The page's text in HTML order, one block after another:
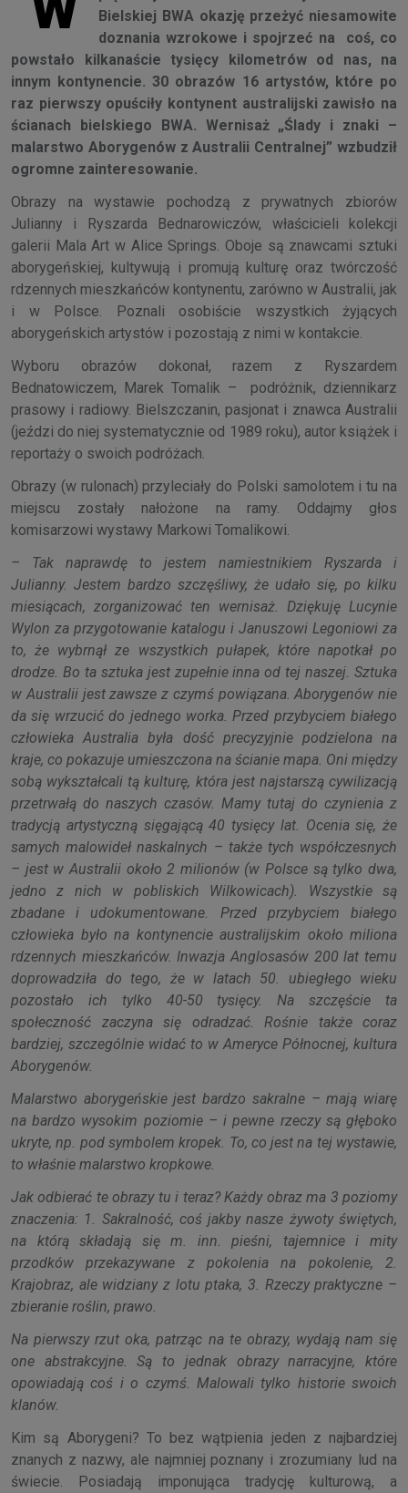
Bielskiej BWA okazję przeżyć niesamowite
doznania wzrokowe i spojrzeć na coś, co
powstało kilkanaście tysięcy kilometrów od nas, na
innym kontynencie. 30 obrazów 16 artystów, które po
raz pierwszy opuściły kontynent australijski zawisło na
ścianach bielskiego BWA. Wernisaż „Ślady i znaki –
malarstwo Aborygenów z Australii Centralnej” wzbudził
ogromne zainteresowanie.
Obrazy na wystawie pochodzą z prywatnych zbiorów
Julianny i Ryszarda Bednarowiczów, właścicieli kolekcji
galerii Mala Art w Alice Springs. Oboje są znawcami sztuki
aborygeńskiej, kultywują i promują kulturę oraz twórczość
rdzennych mieszkańców kontynentu, zarówno w Australii, jak
i w Polsce. Poznali osobiście wszystkich żyjących
aborygeńskich artystów i pozostają z nimi w kontakcie.
Wyboru obrazów dokonał, razem z Ryszardem
Bednatowiczem, Marek Tomalik – podróżnik, dziennikarz
prasowy i radiowy. Bielszczanin, pasjonat i znawca Australii
(jeździ do niej systematycznie od 1989 roku), autor książek i
reportaży o swoich podróżach.
Obrazy (w rulonach) przyleciały do Polski samolotem i tu na
miejscu zostały nałożone na ramy. Oddajmy głos
komisarzowi wystawy Markowi Tomalikowi.
– Tak naprawdę to jestem namiestnikiem Ryszarda i
Julianny. Jestem bardzo szczęśliwy, że udało się, po kilku
miesiącach, zorganizować ten wernisaż. Dziękuję Lucynie
Wylon za przygotowanie katalogu i Januszowi Legoniowi za
to, że wybrnął ze wszystkich pułapek, które napotkał po
drodze. Bo ta sztuka jest zupełnie inna od tej naszej. Sztuka
w Australii jest zawsze z czymś powiązana. Aborygenów nie
da się wrzucić do jednego worka. Przed przybyciem białego
człowieka Australia była dość precyzyjnie podzielona na
kraje, co pokazuje umieszczona na ścianie mapa. Oni między
sobą wykształcali tą kulturę, która jest najstarszą cywilizacją
przetrwałą do naszych czasów. Mamy tutaj do czynienia z
tradycją artystyczną sięgającą 40 tysięcy lat. Ocenia się, że
samych malowideł naskalnych – także tych współczesnych
– jest w Australii około 2 milionów (w Polsce są tylko dwa,
jedno z nich w pobliskich Wilkowicach). Wszystkie są
zbadane i udokumentowane. Przed przybyciem białego
człowieka było na kontynencie australijskim około miliona
rdzennych mieszkańców. Inwazja Anglosasów 200 lat temu
doprowadziła do tego, że w latach 50. ubiegłego wieku
pozostało ich tylko 40-50 tysięcy. Na szczęście ta
społeczność zaczyna się odradzać. Rośnie także coraz
bardziej, szczególnie widać to w Ameryce Północnej, kultura
Aborygenów.
Malarstwo aborygeńskie jest bardzo sakralne – mają wiarę
na bardzo wysokim poziomie – i pewne rzeczy są głęboko
ukryte, np. pod symbolem kropek. To, co jest na tej wystawie,
to właśnie malarstwo kropkowe.
Jak odbierać te obrazy tu i teraz? Każdy obraz ma 3 poziomy
znaczenia: 1. Sakralność, coś jakby nasze żywoty świętych,
na którą składają się m. inn. pieśni, tajemnice i mity
przodków przekazywane z pokolenia na pokolenie, 2.
Krajobraz, ale widziany z lotu ptaka, 3. Rzeczy praktyczne –
zbieranie roślin, prawo.
Na pierwszy rzut oka, patrząc na te obrazy, wydają nam się
one abstrakcyjne. Są to jednak obrazy narracyjne, które
opowiadają coś i o czymś. Malowali tylko historie swoich
klanów.
Kim są Aborygeni? To bez wątpienia jeden z najbardziej
znanych z nazwy, ale najmniej poznany i zrozumiany lud na
świecie. Posiadają imponująca tradycję kulturową, a